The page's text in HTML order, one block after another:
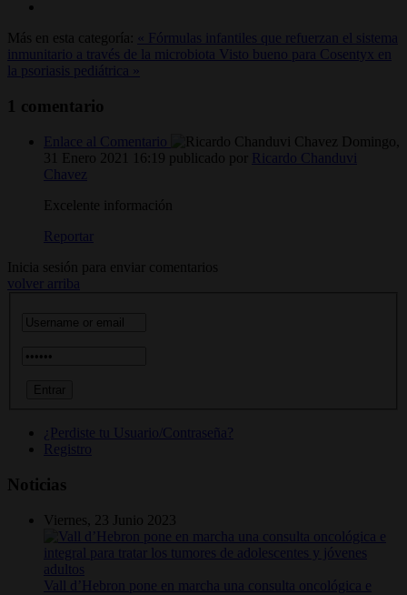
Más en esta categoría: « Fórmulas infantiles que refuerzan el sistema
inmunitario a través de la microbiota Visto bueno para Cosentyx en
la psoriasis pediátrica »
1 comentario
Enlace al Comentario
Domingo,
31 Enero 2021 16:19 publicado por
Ricardo Chanduvi
Chavez
Excelente información
Reportar
Inicia sesión para enviar comentarios
volver arriba
¿Perdiste tu Usuario/Contraseña?
Registro
Noticias
Viernes, 23 Junio 2023
Vall d’Hebron pone en marcha una consulta oncológica e